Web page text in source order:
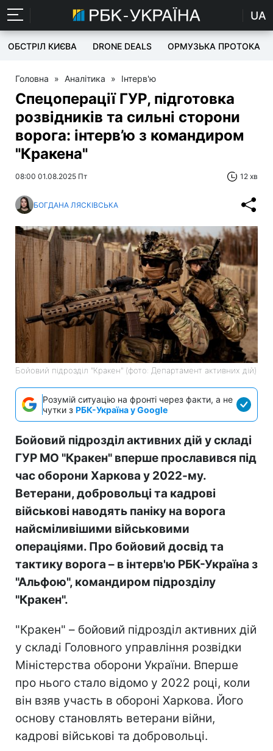
UA
ОБСТРІЛ КИЄВА DRONE DEALS ОРМУЗЬКА ПРОТОКА
Головна » Аналітика » Інтерв'ю
Спецоперації ГУР, підготовка
розвідників та сильні сторони
ворога: інтерв’ю з командиром
"Кракена"
08:00 01.08.2025 Пт 12 хв
БОГДАНА ЛЯСКІВСЬКА
Бойовий підрозділ "Кракен" (фото: Департамент активних дій)
Розумій ситуацію на фронті через факти, а не
чутки з РБК-Україна у Google
Бойовий підрозділ активних дій у складі
ГУР МО "Кракен" вперше прославився під
час оборони Харкова у 2022-му.
Ветерани, добровольці та кадрові
військові наводять паніку на ворога
найсміливішими військовими
операціями. Про бойовий досвід та
тактику ворога – в інтерв'ю РБК-Україна з
"Альфою", командиром підрозділу
"Кракен".
"Кракен" – бойовий підрозділ активних дій
у складі Головного управління розвідки
Міністерства оборони України. Вперше
про нього стало відомо у 2022 році, коли
він взяв участь в обороні Харкова. Його
основу становлять ветерани війни,
кадрові військові та добровольці.